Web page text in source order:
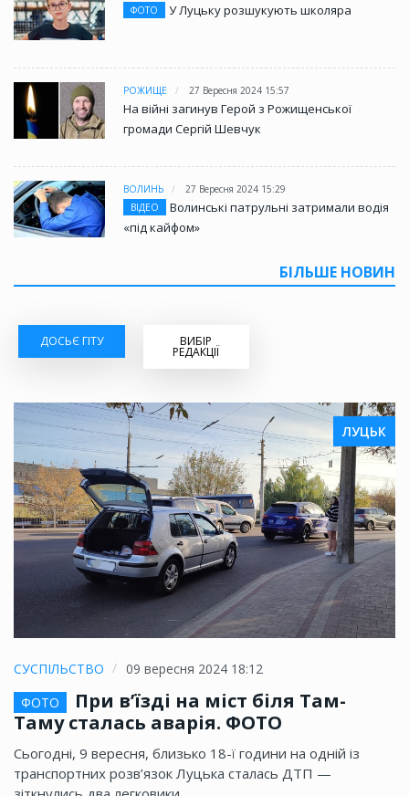
ФОТО
У Луцьку розшукують школяра
РОЖИЩЕ 27 Вересня 2024 15:57
На війні загинув Герой з Рожищенської
громади Сергій Шевчук
ВОЛИНЬ
27 Вересня 2024 15:29
ВІДЕО
Волинські патрульні затримали водія
«під кайфом»
БІЛЬШЕ НОВИН
ДОСЬЄ ГІТУ ВИБІР
РЕДАКЦІЇ
ЛУЦЬК
СУСПІЛЬСТВО
09 вересня 2024 18:12
ФОТО
При в’їзді на міст біля Там-
Таму сталась аварія. ФОТО
Сьогодні, 9 вересня, близько 18-ї години на одній із
транспортних розв’язок Луцька сталась ДТП —